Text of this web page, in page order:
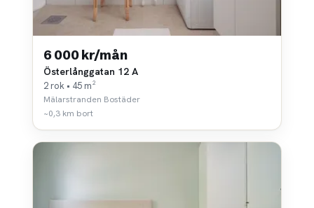
6 000 kr/mån
Österlånggatan 12 A
2 rok • 45 m²
Mälarstranden Bostäder
~0,3 km bort